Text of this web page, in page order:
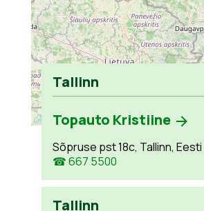
Leaflet
Tallinn
Topauto Kristiine
Sõpruse pst 18c, Tallinn, Eesti
☎ 667 5500
Tallinn